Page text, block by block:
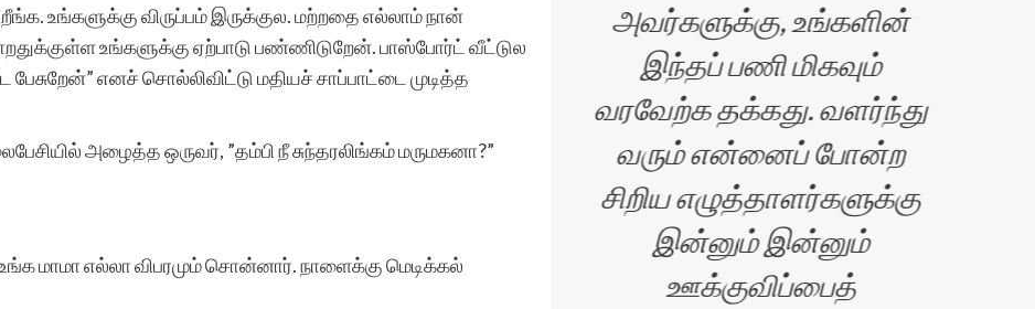
உங்களுக்கு விருப்பம் இருக்குல. மற்றதை எல்லாம் நான்
உங்களுக்கு ஏற்பாடு பண்ணிடுறேன். பாஸ்போர்ட் வீட்டுல
எனச் சொல்லிவிட்டு மதியச் சாப்பாட்டை முடித்த
அழைத்த ஒருவர், ”தம்பி நீ சுந்தரலிங்கம் மருமகனா?”
மாமா எல்லா விபரமும் சொன்னார். நாளைக்கு மெடிக்கல்
அடங்குவதில்லை. வளர்ந்து
வரும் எழுத்தாளர்களுக்கு
இந்த தளம்.
அவர்களுக்கு, உங்களின்
இந்தப் பணி மிகவும்
வரவேற்க தக்கது. வளர்ந்து
வரும் என்னைப் போன்ற
சிறிய எழுத்தாளர்களுக்கு
இன்னும் இன்னும்
ஊக்குவிப்பைத்